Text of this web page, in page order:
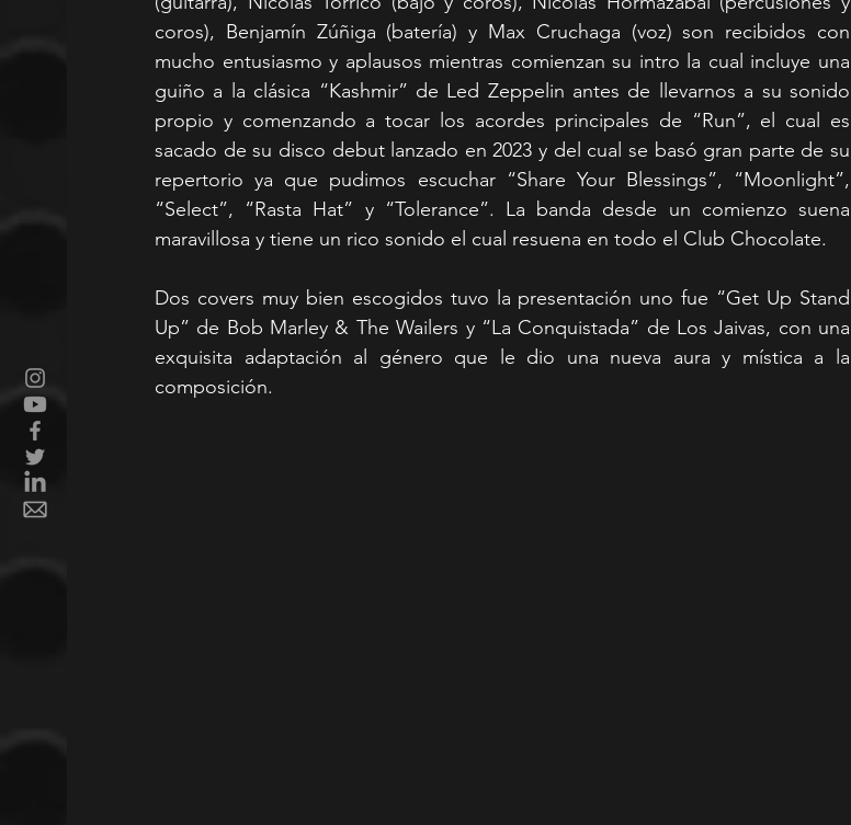
coros), Benjamín Zúñiga (batería) y Max Cruchaga (voz) son recibidos con
mucho entusiasmo y aplausos mientras comienzan su intro la cual incluye una
guiño a la clásica “Kashmir” de Led Zeppelin antes de llevarnos a su sonido
propio y comenzando a tocar los acordes principales de “Run”, el cual es
sacado de su disco debut lanzado en 2023 y del cual se basó gran parte de su
repertorio ya que pudimos escuchar “Share Your Blessings”, “Moonlight”,
“Select”, “Rasta Hat” y “Tolerance”. La banda desde un comienzo suena
maravillosa y tiene un rico sonido el cual resuena en todo el Club Chocolate.
Dos covers muy bien escogidos tuvo la presentación uno fue “Get Up Stand
Up” de Bob Marley & The Wailers y “La Conquistada” de Los Jaivas, con una
exquisita adaptación al género que le dio una nueva aura y mística a la
composición.